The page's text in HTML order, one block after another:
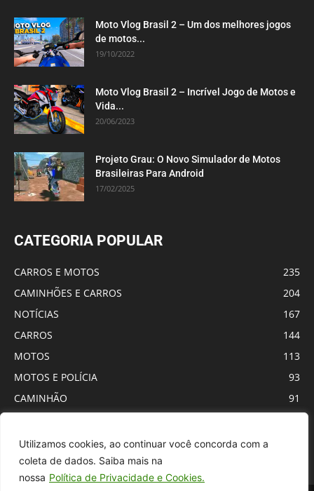
Utilizamos cookies, ao continuar você concorda com a
coleta de dados. Saiba mais na
nossa Política de Privacidade e Cookies.
Moto Vlog Brasil 2 – Um dos melhores jogos
de motos...
19/10/2022
Moto Vlog Brasil 2 – Incrível Jogo de Motos e
Vida...
20/06/2023
Projeto Grau: O Novo Simulador de Motos
Brasileiras Para Android
17/02/2025
CATEGORIA POPULAR
CARROS E MOTOS
235
CAMINHÕES E CARROS
204
NOTÍCIAS
167
CARROS
144
MOTOS
113
MOTOS E POLÍCIA
93
CAMINHÃO
91
FARMING SIMULATOR ANDROID